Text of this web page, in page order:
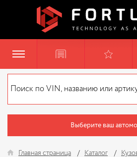
Выберите ваш
Главная страница Каталог